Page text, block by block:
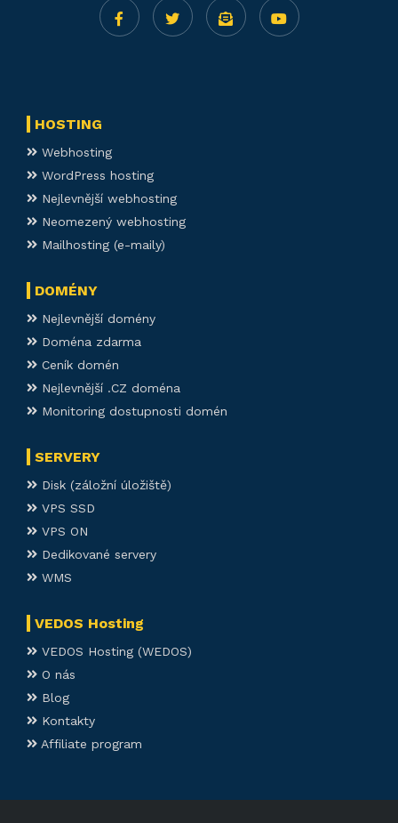
HOSTING
Webhosting
WordPress hosting
Nejlevnější webhosting
Neomezený webhosting
Mailhosting (e-maily)
DOMÉNY
Nejlevnější domény
Doména zdarma
Ceník domén
Nejlevnější .CZ doména
Monitoring dostupnosti domén
SERVERY
Disk (záložní úložiště)
VPS SSD
VPS ON
Dedikované servery
WMS
VEDOS Hosting
VEDOS Hosting (WEDOS)
O nás
Blog
Kontakty
Affiliate program